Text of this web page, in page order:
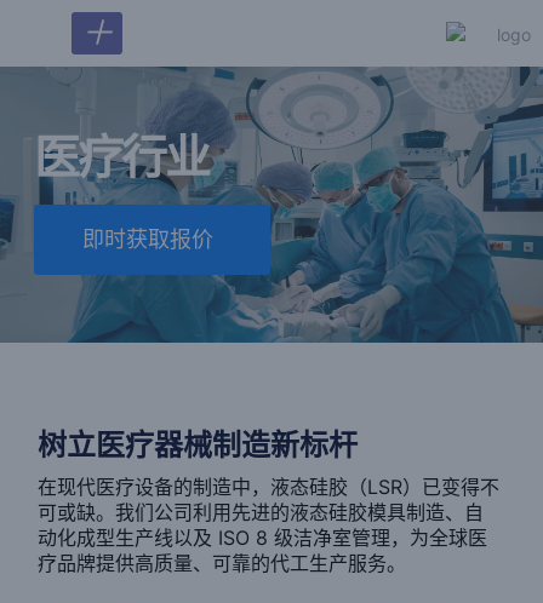
＋
医疗行业
即时获取报价
树立医疗器械制造新标杆
在现代医疗设备的制造中，液态硅胶（LSR）已变得不
可或缺。我们公司利用先进的液态硅胶模具制造、自
动化成型生产线以及 ISO 8 级洁净室管理，为全球医
疗品牌提供高质量、可靠的代工生产服务。